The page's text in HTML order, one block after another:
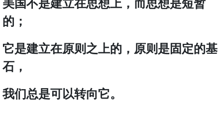
美国不是建立在思想上，而思想是短暂
的；
它是建立在原则之上的，原则是固定的基
石，
我们总是可以转向它。